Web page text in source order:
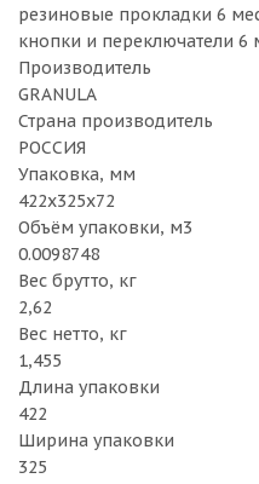
резиновые прокладки 6
кнопки и переключатели 6
Производитель
GRANULA
Страна производитель
РОССИЯ
Упаковка, мм
422х325х72
Объём упаковки, м3
0.0098748
Вес брутто, кг
2,62
Вес нетто, кг
1,455
Длина упаковки
422
Ширина упаковки
325